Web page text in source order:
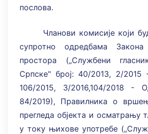
послова.
Чланови комисије који
супротно одредбама
простора („Службени
Српске" број: 40/2013, 2/
106/2015, 3/2016,104/2018 -
84/2019), Правилника о
прегледа објекта и осматрању
у току њихове употребе